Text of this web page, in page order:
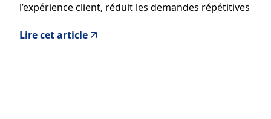
l’expérience client, réduit les demandes répétitives
Lire cet article